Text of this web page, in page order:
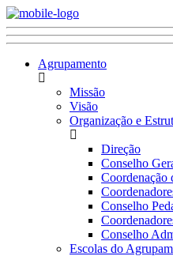
Agrupamento
Missão
Visão
Organização e
Direção
Conselho
Coordenação
Conselho
Conselho
Escolas do